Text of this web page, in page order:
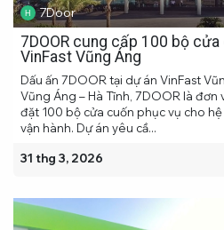
7Door
7DOOR cung cấp 100 bộ
VinFast Vũng Áng
Dấu ấn 7DOOR tại dự án VinFast
Vũng Áng – Hà Tĩnh, 7DOOR là
đặt 100 bộ cửa cuốn phục vụ cho
vận hành. Dự án yêu cầ...
31 thg 3, 2026